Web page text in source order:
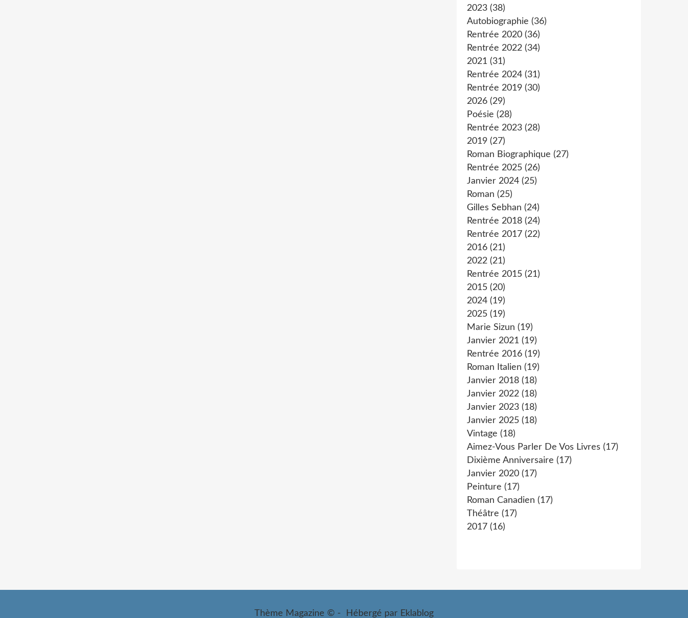
2023 (38)
Autobiographie (36)
Rentrée 2020 (36)
Rentrée 2022 (34)
2021 (31)
Rentrée 2024 (31)
Rentrée 2019 (30)
2026 (29)
Poésie (28)
Rentrée 2023 (28)
2019 (27)
Roman Biographique (27)
Rentrée 2025 (26)
Janvier 2024 (25)
Roman (25)
Gilles Sebhan (24)
Rentrée 2018 (24)
Rentrée 2017 (22)
2016 (21)
2022 (21)
Rentrée 2015 (21)
2015 (20)
2024 (19)
2025 (19)
Marie Sizun (19)
Janvier 2021 (19)
Rentrée 2016 (19)
Roman Italien (19)
Janvier 2018 (18)
Janvier 2022 (18)
Janvier 2023 (18)
Janvier 2025 (18)
Vintage (18)
Aimez-Vous Parler De Vos Livres (17)
Dixième Anniversaire (17)
Janvier 2020 (17)
Peinture (17)
Roman Canadien (17)
Théâtre (17)
2017 (16)
Thème Magazine © - Hébergé par Eklablog